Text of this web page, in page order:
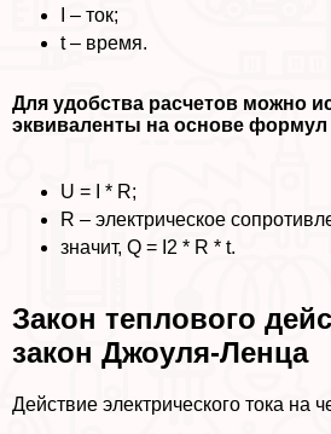
I – ток;
t – время.
Для удобства расчетов можно
эквиваленты на основе формул
U = I * R;
R – электрическое
значит, Q = I2 * R * t.
Закон теплового
закон Джоуля-Ленца
Действие электрического тока на